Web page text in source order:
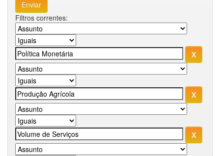
Filtros correntes: